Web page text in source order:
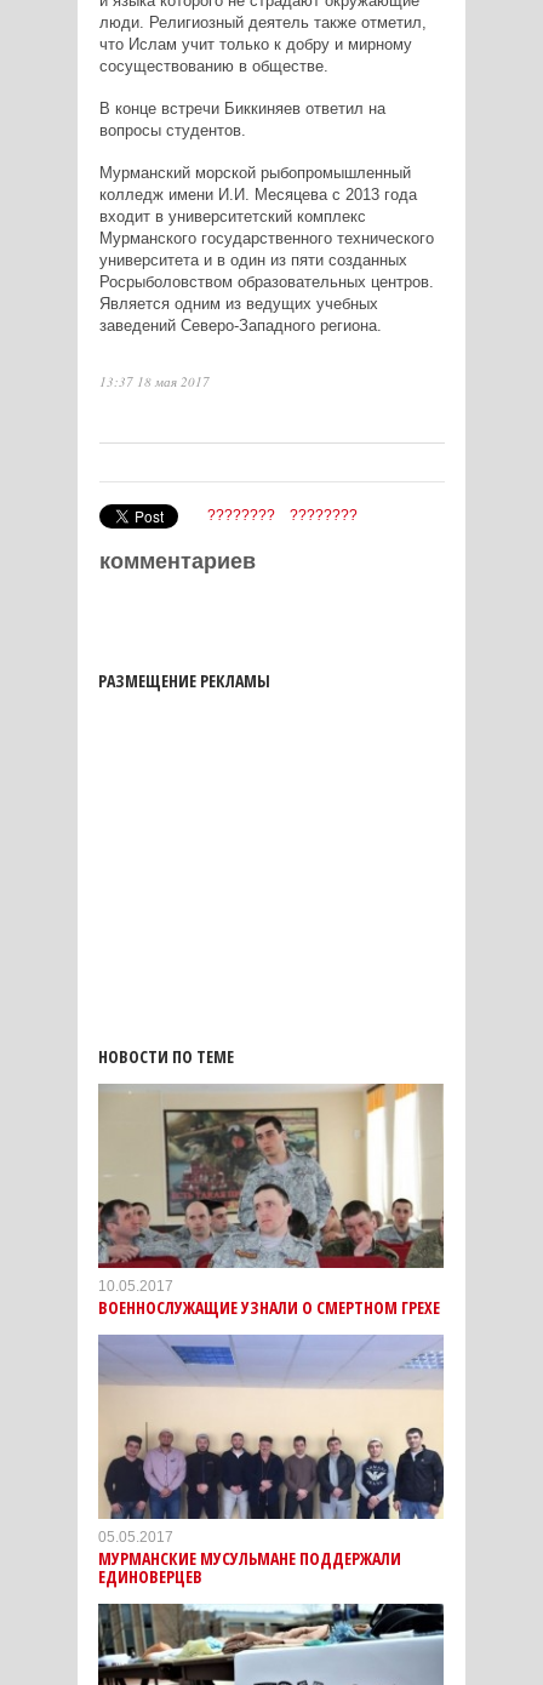
люди. Религиозный деятель также отметил,
что Ислам учит только к добру и мирному
сосуществованию в обществе.
В конце встречи Биккиняев ответил на
вопросы студентов.
Мурманский морской рыбопромышленный
колледж имени И.И. Месяцева с 2013 года
входит в университетский комплекс
Мурманского государственного технического
университета и в один из пяти созданных
Росрыболовством образовательных центров.
Является одним из ведущих учебных
заведений Северо-Западного региона.
13:37 18 мая 2017
???????? ????????
комментариев
РАЗМЕЩЕНИЕ РЕКЛАМЫ
НОВОСТИ ПО ТЕМЕ
10.05.2017
ВОЕННОСЛУЖАЩИЕ УЗНАЛИ О СМЕРТНОМ ГРЕХЕ
05.05.2017
МУРМАНСКИЕ МУСУЛЬМАНЕ ПОДДЕРЖАЛИ
ЕДИНОВЕРЦЕВ